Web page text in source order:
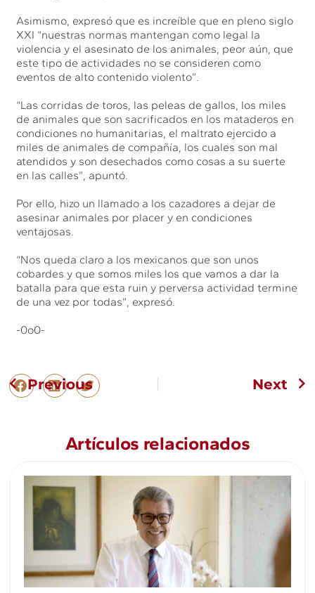
Asimismo, expresó que es increíble que en pleno siglo
XXI “nuestras normas mantengan como legal la
violencia y el asesinato de los animales, peor aún, que
este tipo de actividades no se consideren como
eventos de alto contenido violento”.
“Las corridas de toros, las peleas de gallos, los miles
de animales que son sacrificados en los mataderos en
condiciones no humanitarias, el maltrato ejercido a
miles de animales de compañía, los cuales son mal
atendidos y son desechados como cosas a su suerte
en las calles”, apuntó.
Por ello, hizo un llamado a los cazadores a dejar de
asesinar animales por placer y en condiciones
ventajosas.
“Nos queda claro a los mexicanos que son unos
cobardes y que somos miles los que vamos a dar la
batalla para que esta ruin y perversa actividad termine
de una vez por todas”, expresó.
-0o0-
Previous Next
Artículos relacionados